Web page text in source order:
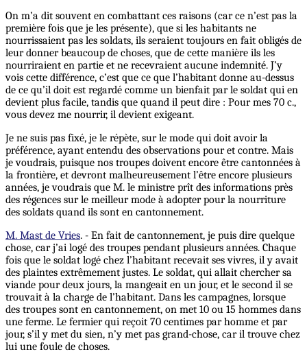
On m’a dit souvent en combattant ces raisons (car ce n’est pas la
première fois que je les présente), que si les habitants ne
nourrissaient pas les soldats, ils seraient toujours en fait obligés de
leur donner beaucoup de choses, que de cette manière ils les
nourriraient en partie et ne recevraient aucune indemnité. J’y
vois cette différence, c’est que ce que l’habitant donne au-dessus
de ce qu’il doit est regardé comme un bienfait par le soldat qui en
devient plus facile, tandis que quand il peut dire : Pour mes 70 c.,
vous devez me nourrir, il devient exigeant.
Je ne suis pas fixé, je le répète, sur le mode qui doit avoir la
préférence, ayant entendu des observations pour et contre. Mais
je voudrais, puisque nos troupes doivent encore être cantonnées à
la frontière, et devront malheureusement l’être encore plusieurs
années, je voudrais que M. le ministre prît des informations près
des régences sur le meilleur mode à adopter pour la nourriture
des soldats quand ils sont en cantonnement.
M. Mast de Vries. - En fait de cantonnement, je puis dire quelque
chose, car j’ai logé des troupes pendant plusieurs années. Chaque
fois que le soldat logé chez l’habitant recevait ses vivres, il y avait
des plaintes extrêmement justes. Le soldat, qui allait chercher sa
viande pour deux jours, la mangeait en un jour, et le second il se
trouvait à la charge de l’habitant. Dans les campagnes, lorsque
des troupes sont en cantonnement, on met 10 ou 15 hommes dans
une ferme. Le fermier qui reçoit 70 centimes par homme et par
jour, s’il y met du sien, n’y met pas grand-chose, car il trouve chez
lui une foule de choses.